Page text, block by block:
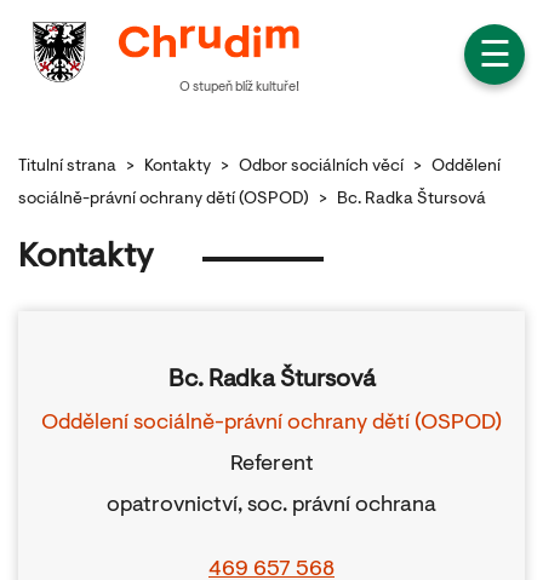
☰
O stupeň blíž kultuře!
Titulní strana > Kontakty > Odbor sociálních věcí > Oddělení
sociálně-právní ochrany dětí (OSPOD)
> Bc. Radka Štursová
Kontakty
Bc. Radka Štursová
Oddělení sociálně-právní ochrany dětí (OSPOD)
Referent
opatrovnictví, soc. právní ochrana
469 657 568